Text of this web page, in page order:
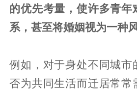
的优先考量，使许多青年
系，甚至将婚姻视为一种风
例如，对于身处不同城市
否为共同生活而迁居常常